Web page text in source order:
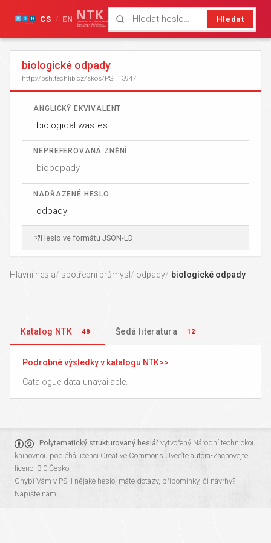
Hledat
CS / EN
biologické odpady
http://psh.techlib.cz/skos/PSH13947
ANGLICKÝ EKVIVALENT
biological wastes
NEPREFEROVANÁ ZNĚNÍ
bioodpady
NADŘAZENÉ HESLO
odpady
Heslo ve formátu JSON-LD
Hlavní hesla spotřební průmysl odpady biologické odpady
Katalog NTK 48 Šedá literatura 12
Podrobné výsledky v katalogu NTK
Catalogue data unavailable.
Polytematický strukturovaný heslářvytvořený Národní technickou
knihovnou podléhá licenci Creative Commons Uveďte autora-Zachovejte
licenci 3.0 Česko.
Chybí Vám v PSH nějaké heslo, máte dotazy, připomínky, či návrhy?
Napište nám!